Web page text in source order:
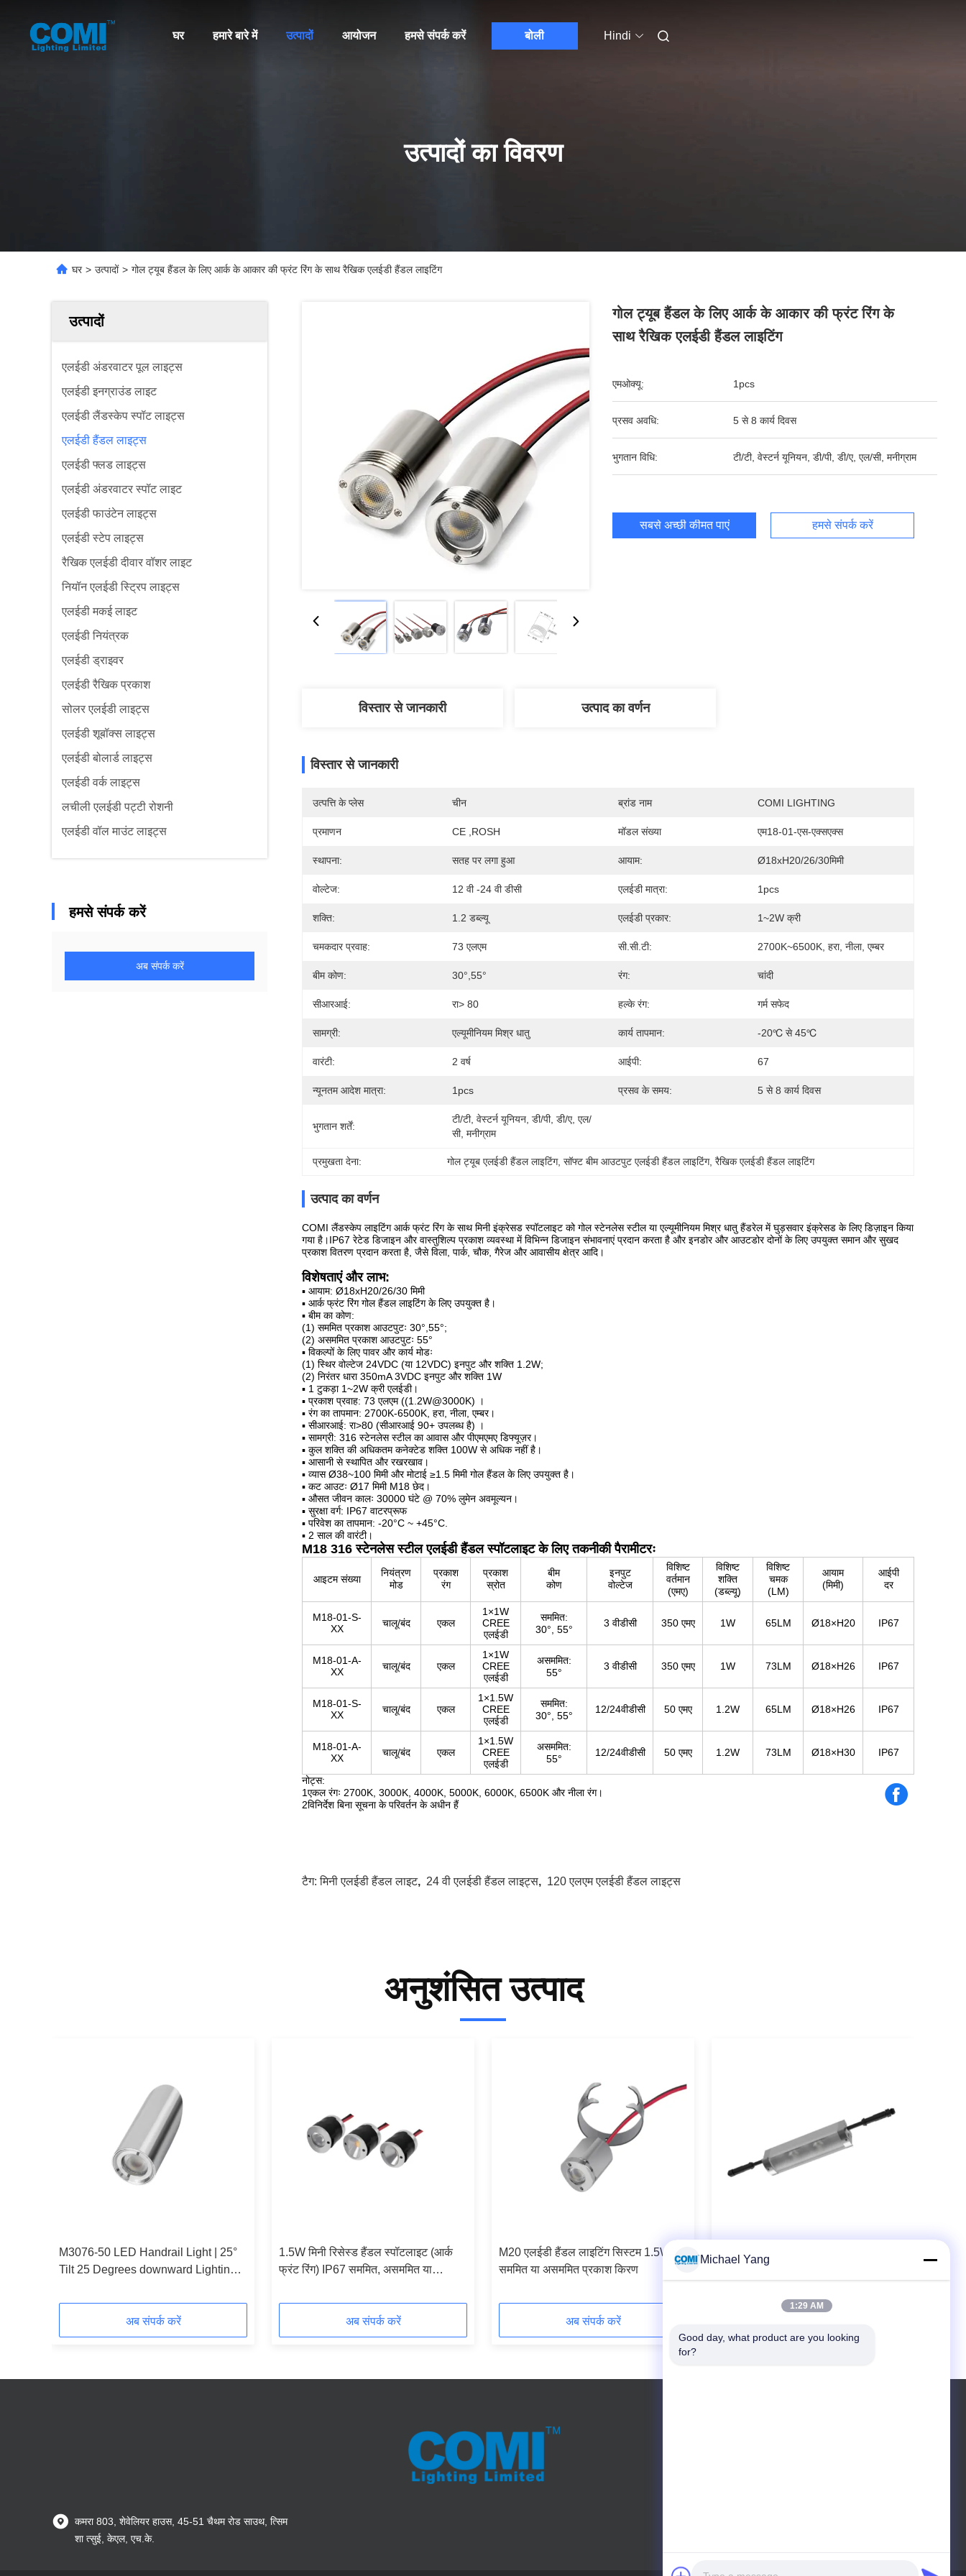
घर हमारे बारे में उत्पादों आयोजन हमसे संपर्क करें बोली Hindi
उत्पादों का विवरण
घर > उत्पादों > गोल ट्यूब हैंडल के लिए आर्क के आकार की फ्रंट रिंग के साथ रैखिक एलईडी हैंडल लाइटिंग
उत्पादों
एलईडी अंडरवाटर पूल लाइट्स
एलईडी इनग्राउंड लाइट
एलईडी लैंडस्केप स्पॉट लाइट्स
एलईडी हैंडल लाइट्स
एलईडी फ्लड लाइट्स
एलईडी अंडरवाटर स्पॉट लाइट
एलईडी फाउंटेन लाइट्स
एलईडी स्टेप लाइट्स
रैखिक एलईडी दीवार वॉशर लाइट
नियॉन एलईडी स्ट्रिप लाइट्स
एलईडी मकई लाइट
एलईडी नियंत्रक
एलईडी ड्राइवर
एलईडी रैखिक प्रकाश
सोलर एलईडी लाइट्स
एलईडी शूबॉक्स लाइट्स
एलईडी बोलार्ड लाइट्स
एलईडी वर्क लाइट्स
लचीली एलईडी पट्टी रोशनी
एलईडी वॉल माउंट लाइट्स
हमसे संपर्क करें
अब संपर्क करें
गोल ट्यूब हैंडल के लिए आर्क के आकार की फ्रंट रिंग के
साथ रैखिक एलईडी हैंडल लाइटिंग
एमओक्यू: 1pcs
प्रसव अवधि: 5 से 8 कार्य दिवस
भुगतान विधि: टी/टी, वेस्टर्न यूनियन, डी/पी, डी/ए, एल/सी, मनीग्राम
सबसे अच्छी कीमत पाएं हमसे संपर्क करें
विस्तार से जानकारी उत्पाद का वर्णन
विस्तार से जानकारी
उत्पत्ति के प्लेस चीन ब्रांड नाम COMI LIGHTING
प्रमाणन CE ,ROSH मॉडल संख्या एम18-01-एस-एक्सएक्स
स्थापना: सतह पर लगा हुआ आयाम: Ø18xH20/26/30मिमी
वोल्टेज: 12 वी -24 वी डीसी एलईडी मात्रा: 1pcs
शक्ति: 1.2 डब्ल्यू एलईडी प्रकार: 1~2W क्री
चमकदार प्रवाह: 73 एलएम सी.सी.टी: 2700K~6500K, हरा, नीला, एम्बर
बीम कोण: 30°,55° रंग: चांदी
सीआरआई: रा> 80 हल्के रंग: गर्म सफेद
सामग्री: एल्यूमीनियम मिश्र धातु कार्य तापमान: -20℃ से 45℃
वारंटी: 2 वर्ष आईपी: 67
न्यूनतम आदेश मात्रा: 1pcs प्रसव के समय: 5 से 8 कार्य दिवस
भुगतान शर्तें:
टी/टी, वेस्टर्न यूनियन, डी/पी, डी/ए, एल/
सी, मनीग्राम
प्रमुखता देना: गोल ट्यूब एलईडी हैंडल लाइटिंग, सॉफ्ट बीम आउटपुट एलईडी हैंडल लाइटिंग, रैखिक एलईडी हैंडल लाइटिंग
उत्पाद का वर्णन
COMI लैंडस्केप लाइटिंग आर्क फ्रंट रिंग के साथ मिनी इंक्रेसड स्पॉटलाइट को गोल स्टेनलेस स्टील या एल्यूमीनियम मिश्र धातु हैंडरेल में घुड़सवार इंक्रेसड के लिए डिज़ाइन किया
गया है।IP67 रेटेड डिजाइन और वास्तुशिल्प प्रकाश व्यवस्था में विभिन्न डिजाइन संभावनाएं प्रदान करता है और इनडोर और आउटडोर दोनों के लिए उपयुक्त समान और सुखद
प्रकाश वितरण प्रदान करता है, जैसे विला, पार्क, चौक, गैरेज और आवासीय क्षेत्र आदि।
विशेषताएं और लाभ:
▪ आयाम: Ø18xH20/26/30 मिमी
▪ आर्क फ्रंट रिंग गोल हैंडल लाइटिंग के लिए उपयुक्त है।
▪ बीम का कोण:
(1) सममित प्रकाश आउटपुटः 30°,55°;
(2) असममित प्रकाश आउटपुटः 55°
▪ विकल्पों के लिए पावर और कार्य मोडः
(1) स्थिर वोल्टेज 24VDC (या 12VDC) इनपुट और शक्ति 1.2W;
(2) निरंतर धारा 350mA 3VDC इनपुट और शक्ति 1W
▪ 1 टुकड़ा 1~2W क्री एलईडी।
▪ प्रकाश प्रवाह: 73 एलएम ((1.2W@3000K) ।
▪ रंग का तापमान: 2700K-6500K, हरा, नीला, एम्बर।
▪ सीआरआई: रा>80 (सीआरआई 90+ उपलब्ध है) ।
▪ सामग्री: 316 स्टेनलेस स्टील का आवास और पीएमएमए डिफ्यूज़र।
▪ कुल शक्ति की अधिकतम कनेक्टेड शक्ति 100W से अधिक नहीं है।
▪ आसानी से स्थापित और रखरखाव।
▪ व्यास Ø38~100 मिमी और मोटाई ≥1.5 मिमी गोल हैंडल के लिए उपयुक्त है।
▪ कट आउटः Ø17 मिमी M18 छेद।
▪ औसत जीवन कालः 30000 घंटे @ 70% लुमेन अवमूल्यन।
▪ सुरक्षा वर्ग: IP67 वाटरप्रूफ
▪ परिवेश का तापमान: -20°C ~ +45°C.
▪ 2 साल की वारंटी।
M18 316 स्टेनलेस स्टील एलईडी हैंडल स्पॉटलाइट के लिए तकनीकी पैरामीटरः
आइटम संख्या
नियंत्रण
मोड
प्रकाश
रंग
प्रकाश
स्रोत
बीम
कोण
इनपुट
वोल्टेज
विशिष्ट
वर्तमान
(एमए)
विशिष्ट
शक्ति
(डब्ल्यू)
विशिष्ट
चमक
(LM)
आयाम
(मिमी)
आईपी
दर
M18-01-S-
XX
चालू/बंद एकल
1×1W
CREE
एलईडी
सममित:
30°, 55°
3 वीडीसी 350 एमए 1W 65LM Ø18×H20 IP67
M18-01-A-
XX
चालू/बंद एकल
1×1W
CREE
एलईडी
असममित:
55°
3 वीडीसी 350 एमए 1W 73LM Ø18×H26 IP67
M18-01-S-
XX
चालू/बंद एकल
1×1.5W
CREE
एलईडी
सममित:
30°, 55°
12/24वीडीसी 50 एमए 1.2W 65LM Ø18×H26 IP67
M18-01-A-
XX
चालू/बंद एकल
1×1.5W
CREE
एलईडी
असममित:
55°
12/24वीडीसी 50 एमए 1.2W 73LM Ø18×H30 IP67
नोट्स:
1एकल रंगः 2700K, 3000K, 4000K, 5000K, 6000K, 6500K और नीला रंग।
2विनिर्देश बिना सूचना के परिवर्तन के अधीन हैं
टैग:मिनी एलईडी हैंडल लाइट, 24 वी एलईडी हैंडल लाइट्स, 120 एलएम एलईडी हैंडल लाइट्स
अनुशंसित उत्पाद
M3076-50 LED Handrail Light | 25°
Tilt 25 Degrees downward Lighting
अब संपर्क करें
1.5W मिनी रिसेस्ड हैंडल स्पॉटलाइट (आर्क
फ्रंट रिंग) IP67 सममित, असममित या
अब संपर्क करें
M20 एलईडी हैंडल लाइटिंग सिस्टम 1.5W
सममित या असममित प्रकाश किरण
अब संपर्क करें
IP67 रैखिक एलईडी हैंडरेल लाइटिंग सिस्टम
5W सममित या असममित प्रकाश आउटपुट
कमरा 803, शेवेलियर हाउस, 45-51 चैथम रोड साउथ, त्सिम
शा त्सुई, केएल, एच.के.
Michael Yang
1:29 AM
Good day, what product are you looking
for?